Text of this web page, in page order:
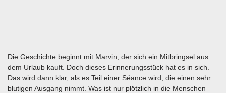
Die Geschichte beginnt mit Marvin, der sich ein Mitbringsel aus
dem Urlaub kauft. Doch dieses Erinnerungsstück hat es in sich.
Das wird dann klar, als es Teil einer Séance wird, die einen sehr
blutigen Ausgang nimmt. Was ist nur plötzlich in die Menschen